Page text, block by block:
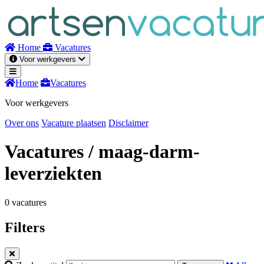
inhoud
Home Vacatures
Voor werkgevers
Home
Vacatures
Voor werkgevers
Over ons Vacature plaatsen Disclaimer
Vacatures/ maag-darm-
leverziekten
0 vacatures
Filters